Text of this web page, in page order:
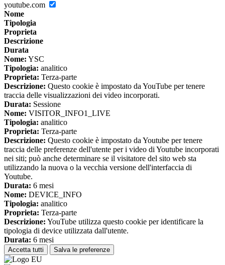
youtube.com
Nome
Tipologia
Proprieta
Descrizione
Durata
Nome: YSC
Tipologia: analitico
Proprieta: Terza-parte
Descrizione: Questo cookie è impostato da YouTube per tenere
traccia delle visualizzazioni dei video incorporati.
Durata: Sessione
Nome: VISITOR_INFO1_LIVE
Tipologia: analitico
Proprieta: Terza-parte
Descrizione: Questo cookie è impostato da Youtube per tenere
traccia delle preferenze dell'utente per i video di Youtube incorporati
nei siti; può anche determinare se il visitatore del sito web sta
utilizzando la nuova o la vecchia versione dell'interfaccia di
Youtube.
Durata: 6 mesi
Nome: DEVICE_INFO
Tipologia: analitico
Proprieta: Terza-parte
Descrizione: YouTube utilizza questo cookie per identificare la
tipologia di device utilizzata dall'utente.
Durata: 6 mesi
Accetta tutti Salva le preferenze